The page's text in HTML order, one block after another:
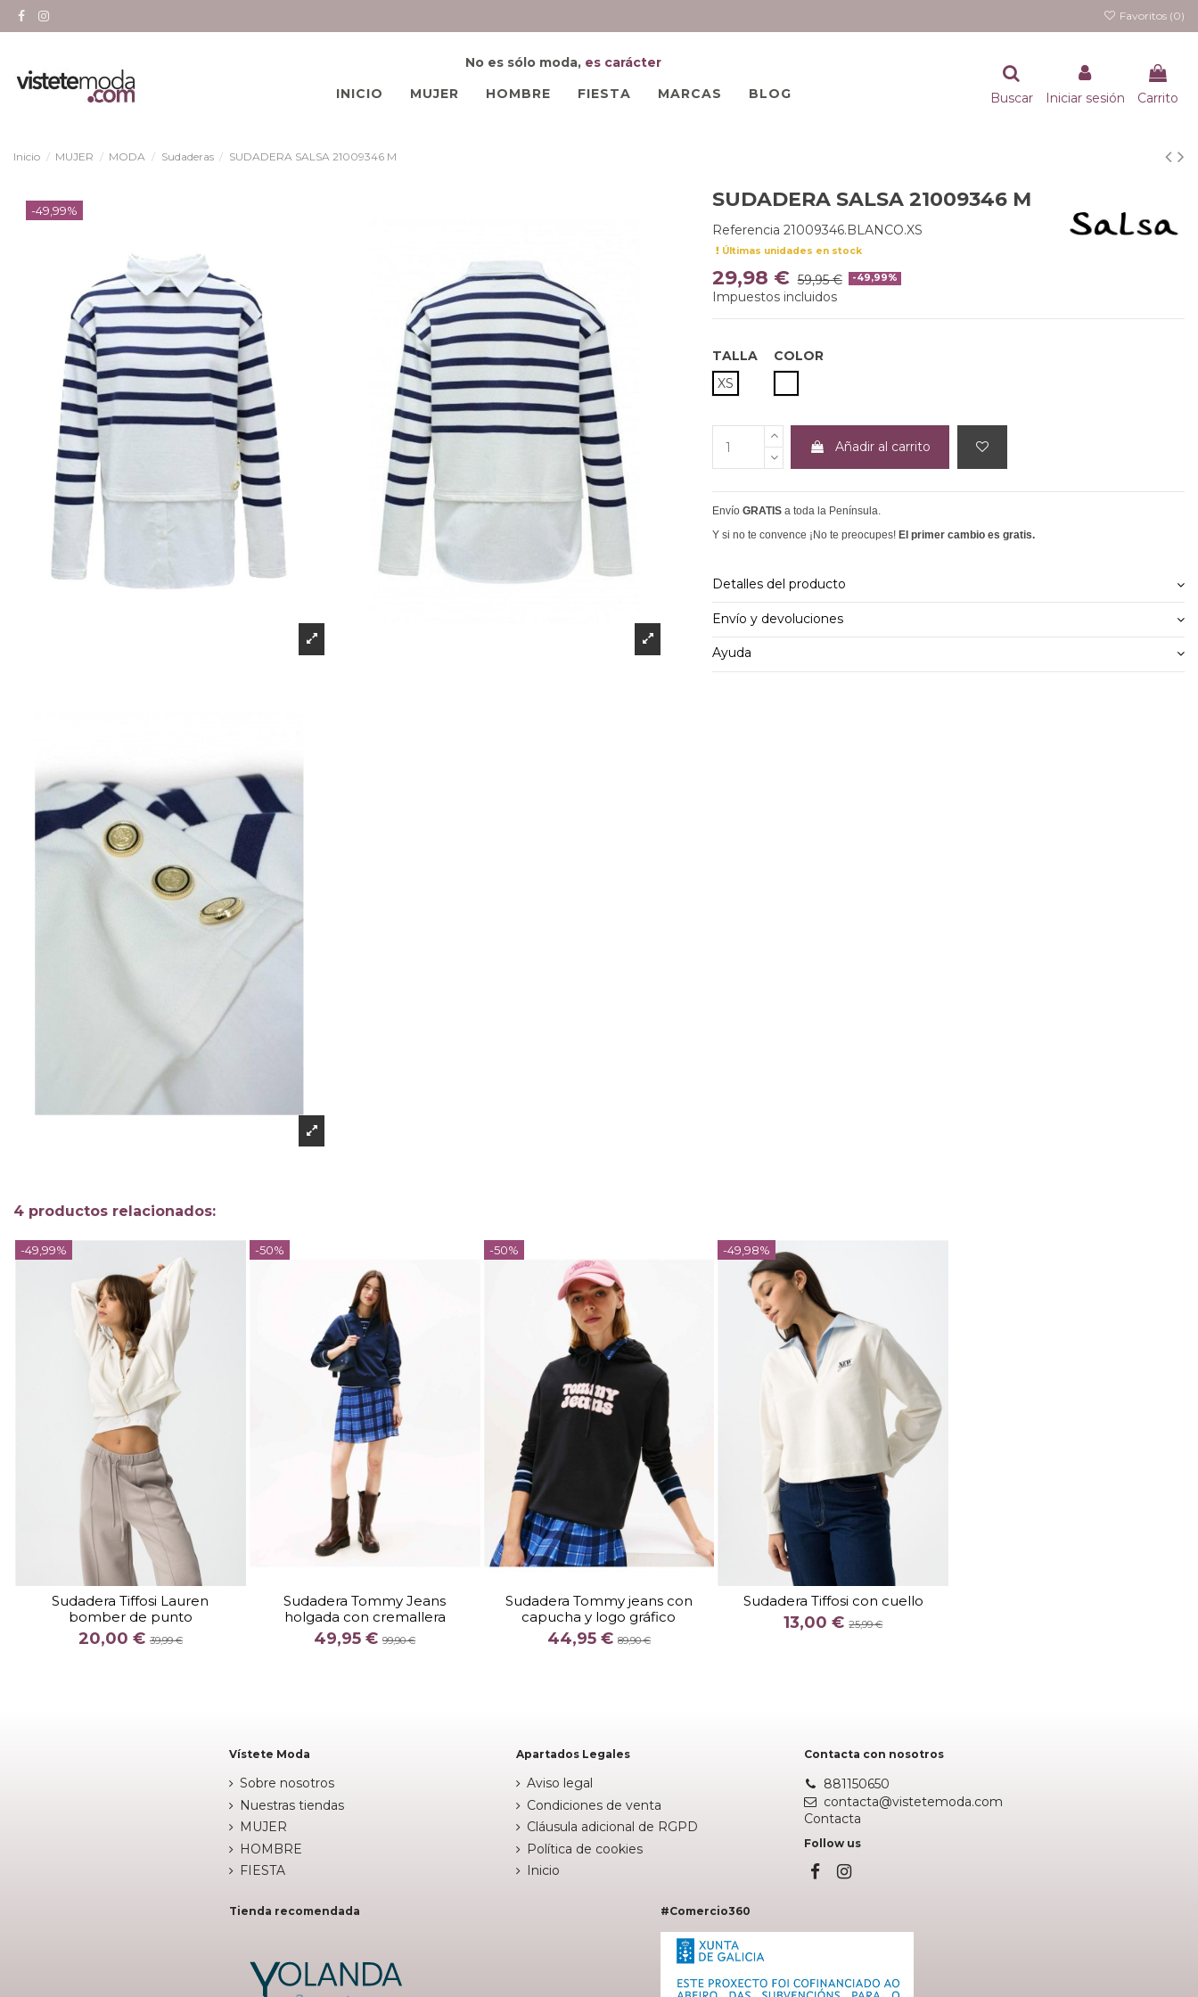
Favoritos (0)
No es sólo moda, es carácter
INICIO
MUJER HOMBRE FIESTA MARCAS BLOG Buscar Iniciar sesión Carrito
Inicio MUJER MODA Sudaderas SUDADERA SALSA 21009346 M
-49,99% SUDADERA SALSA 21009346 M
Referencia 21009346.BLANCO.XS
Últimas unidades en stock
29,98 € 59,95 € -49,99%
Impuestos incluidos
TALLA
XS
COLOR
Añadir al carrito
Envío GRATIS a toda la Península.
Y si no te convence ¡No te preocupes! El primer cambio es gratis.
Detalles del producto
Envío y devoluciones
Ayuda
4 productos relacionados:
-49,99%
Sudadera Tiffosi Lauren
bomber de punto
20,00 € 39,99 €
TALLA
L
COLOR
CRUDO
-50%
Sudadera Tommy Jeans
holgada con cremallera
49,95 €99,90 €
COLOR
MARINO
-50%
Sudadera Tommy jeans con
capucha y logo gráfico
44,95 € 89,90 €
TALLA
COLOR
NEGRO
-49,98%
Sudadera Tiffosi con cuello
13,00 €25,99 €
TALLA
S
XL
COLOR
Vístete Moda
Sobre nosotros
Nuestras tiendas
MUJER
HOMBRE
FIESTA
Apartados Legales
Aviso legal
Condiciones de venta
Cláusula adicional de RGPD
Política de cookies
Inicio
Contacta con nosotros
881150650
contacta@vistetemoda.com
Contacta
Follow us
Tienda recomendada #Comercio360